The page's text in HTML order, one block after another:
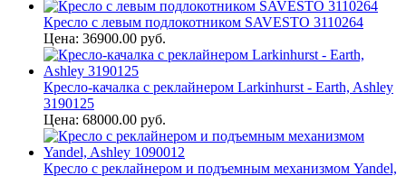
Кресло с левым подлокотником SAVESTO 3110264
Цена: 36900.00 руб.
Кресло-качалка с реклайнером Larkinhurst - Earth, Ashley
3190125
Цена: 68000.00 руб.
Кресло с реклайнером и подъемным механизмом Yandel,